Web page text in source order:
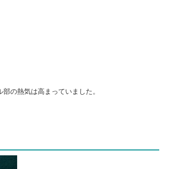
の熱気は高まっていました。